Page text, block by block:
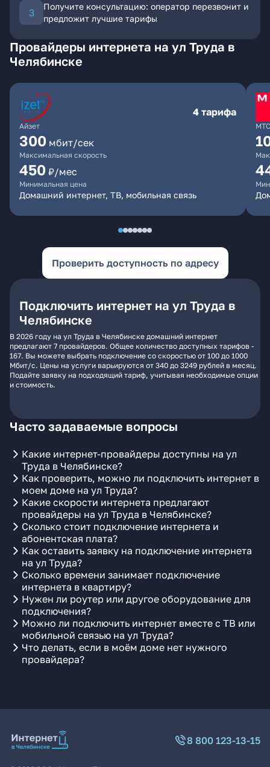
Получите консультацию: оператор перезвонит и
предложит лучшие тарифы
Провайдеры интернета на ул Труда в
Челябинске
Айзет
4 тарифа
300 мбит/сек
Максимальная скорость
450 ₽/мес
Минимальная цена
Домашний интернет, ТВ, мобильная связь
МТС
Проверить доступность по адресу
Подключить интернет на ул Труда в
Челябинске
В 2026 году на ул Труда в Челябинске домашний интернет
предлагают 7 провайдеров. Общее количество доступных тарифов -
167. Вы можете выбрать подключение со скоростью от 100 до 1000
Мбит/с. Цены на услуги варьируются от 340 до 3249 рублей в месяц.
Подайте заявку на подходящий тариф, учитывая необходимые опции
и стоимость.
Часто задаваемые вопросы
Какие интернет-провайдеры доступны на ул
Труда в Челябинске?
Как проверить, можно ли подключить интернет в
моем доме на ул Труда?
Какие скорости интернета предлагают
провайдеры на ул Труда в Челябинске?
Сколько стоит подключение интернета и
абонентская плата?
Как оставить заявку на подключение интернета
на ул Труда?
Сколько времени занимает подключение
интернета в квартиру?
Нужен ли роутер или другое оборудование для
подключения?
Можно ли подключить интернет вместе с ТВ или
мобильной связью на ул Труда?
Что делать, если в моём доме нет нужного
провайдера?
8 800 123-13-15